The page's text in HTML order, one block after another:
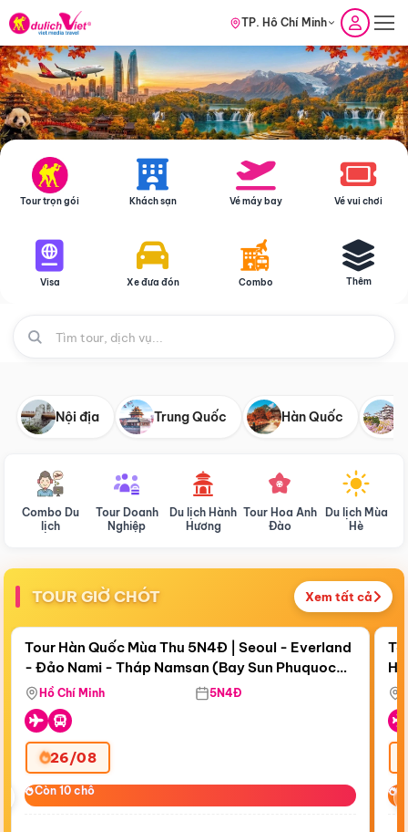
TP. Hồ Chí Minh
Tour trọn gói Khách sạn Vé máy bay Vé vui chơi
Visa Xe đưa đón Combo Thêm
Nội địa Trung Quốc Hàn Quốc
Combo Du
lịch
Tour Doanh
Nghiệp
Du lịch Hành
Hương
Tour Hoa Anh
Đào
Du lịch Mùa
Hè
TOUR GIỜ CHÓT Xem tất cả
Còn19 ngày 02:39:47
Điểm nổi bật
Tour Hàn Quốc Mùa Thu 5N4Đ | Seoul - Everland
- Đảo Nami - Tháp Namsan (Bay Sun Phuquoc
Airways)
Hồ Chí Minh 5N4Đ
26/08
Còn 10 chỗ
Còn 10 chỗ